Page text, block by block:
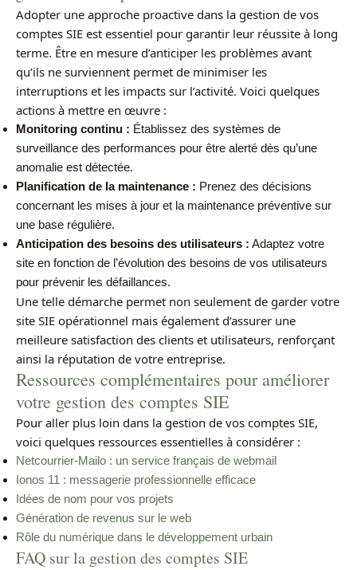
Adopter une approche proactive dans la gestion de vos
comptes SIE est essentiel pour garantir leur réussite à long
terme. Être en mesure d’anticiper les problèmes avant
qu’ils ne surviennent permet de minimiser les
interruptions et les impacts sur l’activité. Voici quelques
actions à mettre en œuvre :
Monitoring continu : Établissez des systèmes de
surveillance des performances pour être alerté dès qu’une
anomalie est détectée.
Planification de la maintenance : Prenez des décisions
concernant les mises à jour et la maintenance préventive sur
une base régulière.
Anticipation des besoins des utilisateurs : Adaptez votre
site en fonction de l’évolution des besoins de vos utilisateurs
pour prévenir les défaillances.
Une telle démarche permet non seulement de garder votre
site SIE opérationnel mais également d’assurer une
meilleure satisfaction des clients et utilisateurs, renforçant
ainsi la réputation de votre entreprise.
Ressources complémentaires pour améliorer
votre gestion des comptes SIE
Pour aller plus loin dans la gestion de vos comptes SIE,
voici quelques ressources essentielles à considérer :
Netcourrier-Mailo : un service français de webmail
Ionos 11 : messagerie professionnelle efficace
Idées de nom pour vos projets
Génération de revenus sur le web
Rôle du numérique dans le développement urbain
FAQ sur la gestion des comptes SIE